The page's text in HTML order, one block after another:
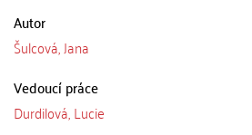
Autor
Šulcová, Jana
Vedoucí práce
Durdilová, Lucie